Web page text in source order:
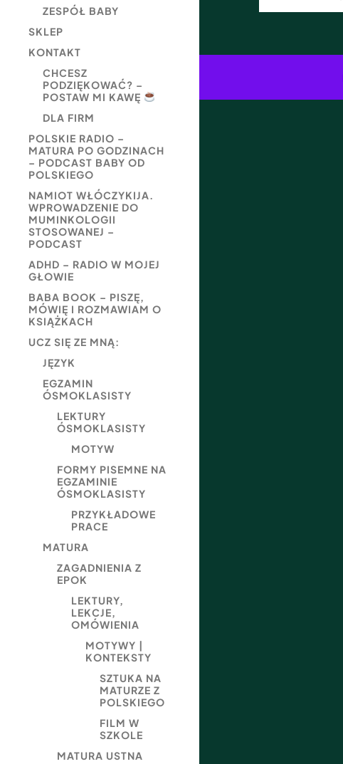
ZESPÓŁ BABY
SKLEP
KONTAKT
CHCESZ
PODZIĘKOWAĆ? –
POSTAW MI KAWĘ
DLA FIRM
POLSKIE RADIO –
MATURA PO GODZINACH
– PODCAST BABY OD
POLSKIEGO
NAMIOT WŁÓCZYKIJA.
WPROWADZENIE DO
MUMINKOLOGII
STOSOWANEJ –
PODCAST
ADHD – RADIO W MOJEJ
GŁOWIE
BABA BOOK – PISZĘ,
MÓWIĘ I ROZMAWIAM O
KSIĄŻKACH
UCZ SIĘ ZE MNĄ:
JĘZYK
EGZAMIN
ÓSMOKLASISTY
LEKTURY
ÓSMOKLASISTY
MOTYW
FORMY PISEMNE NA
EGZAMINIE
ÓSMOKLASISTY
PRZYKŁADOWE
PRACE
MATURA
ZAGADNIENIA Z
EPOK
LEKTURY,
LEKCJE,
OMÓWIENIA
MOTYWY |
KONTEKSTY
SZTUKA NA
MATURZE Z
POLSKIEGO
FILM W
SZKOLE
MATURA USTNA